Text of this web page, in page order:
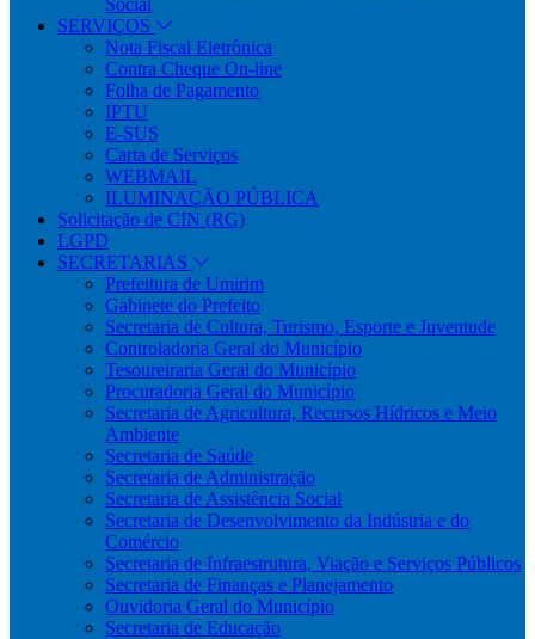
Social
SERVIÇOS
Nota Fiscal Eletrônica
Contra Cheque On-line
Folha de Pagamento
IPTU
E-SUS
Carta de Serviços
WEBMAIL
ILUMINAÇÃO PÚBLICA
Solicitação de CIN (RG)
LGPD
SECRETARIAS
Prefeitura de Umirim
Gabinete do Prefeito
Secretaria de Cultura, Turismo, Esporte e Juventude
Controladoria Geral do Município
Tesoureiraria Geral do Município
Procuradoria Geral do Município
Secretaria de Agricultura, Recursos Hídricos e Meio
Ambiente
Secretaria de Saúde
Secretaria de Administração
Secretaria de Assistência Social
Secretaria de Desenvolvimento da Indústria e do
Comércio
Secretaria de Infraestrutura, Viação e Serviços Públicos
Secretaria de Finanças e Planejamento
Ouvidoria Geral do Município
Secretaria de Educação